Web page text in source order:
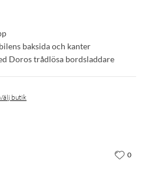
baksida och kanter
Doros trådlösa bordsladdare
butik
0